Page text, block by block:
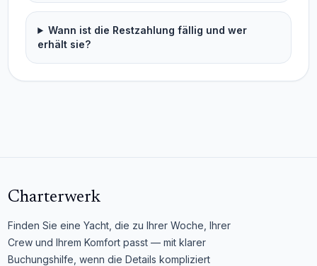
Wann ist die Restzahlung fällig und wer
erhält sie?
Charterwerk
Finden Sie eine Yacht, die zu Ihrer Woche, Ihrer
Crew und Ihrem Komfort passt — mit klarer
Buchungshilfe, wenn die Details kompliziert